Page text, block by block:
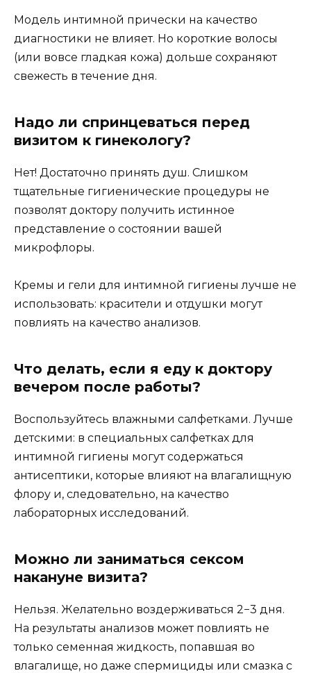
Модель интимной прически на качество
диагностики не влияет. Но короткие волосы
(или вовсе гладкая кожа) дольше сохраняют
свежесть в течение дня.
Надо ли спринцеваться перед
визитом к гинекологу?
Нет! Достаточно принять душ. Слишком
тщательные гигиенические процедуры не
позволят доктору получить истинное
представление о состоянии вашей
микрофлоры.
Кремы и гели для интимной гигиены лучше не
использовать: красители и отдушки могут
повлиять на качество анализов.
Что делать, если я еду к доктору
вечером после работы?
Воспользуйтесь влажными салфетками. Лучше
детскими: в специальных салфетках для
интимной гигиены могут содержаться
антисептики, которые влияют на влагалищную
флору и, следовательно, на качество
лабораторных исследований.
Можно ли заниматься сексом
накануне визита?
Нельзя. Желательно воздерживаться 2−3 дня.
На результаты анализов может повлиять не
только семенная жидкость, попавшая во
влагалище, но даже спермициды или смазка с